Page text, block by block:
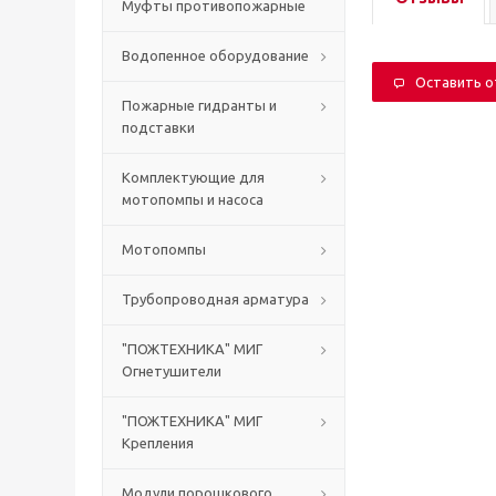
Муфты противопожарные
Водопенное оборудование
Пожарные гидранты и
подставки
Комплектующие для
мотопомпы и насоса
Мотопомпы
Трубопроводная арматура
"ПОЖТЕХНИКА" МИГ
Огнетушители
"ПОЖТЕХНИКА" МИГ
Крепления
Модули порошкового
Оставить